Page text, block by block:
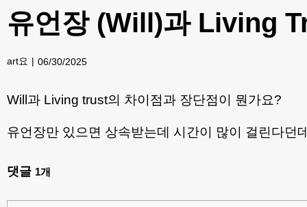
유언장 (Will)과 Living
art요 06/30/2025
Will과 Living trust의 차이점과 장단점이 뭔가요?
유언장만 있으면 상속받는데 시간이 많이 걸린다던
댓글 1개